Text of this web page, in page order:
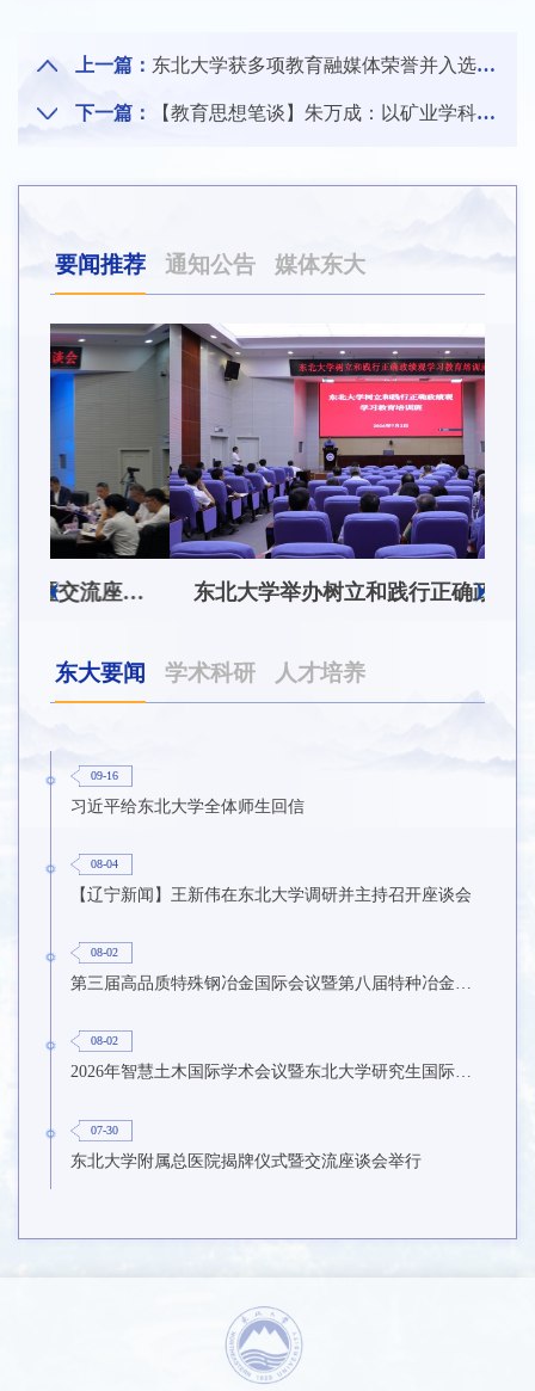
上一篇： 东北大学获多项教育融媒体荣誉并入选创新创作基地
下一篇： 【教育思想笔谈】朱万成：以矿业学科为引领 建立独具特色的资土人才培养模式
要闻推荐 通知公告 媒体东大
东北大学举办树立和践行正确政绩观学习教育培训班
东大要闻 学术科研 人才培养
09-16
习近平给东北大学全体师生回信
08-04
【辽宁新闻】王新伟在东北大学调研并主持召开座谈会
08-02
第三届高品质特殊钢冶金国际会议暨第八届特种冶金技术学术会议在东北大学召开
08-02
2026年智慧土木国际学术会议暨东北大学研究生国际暑期学校第九期在东北大学召开
07-30
东北大学附属总医院揭牌仪式暨交流座谈会举行